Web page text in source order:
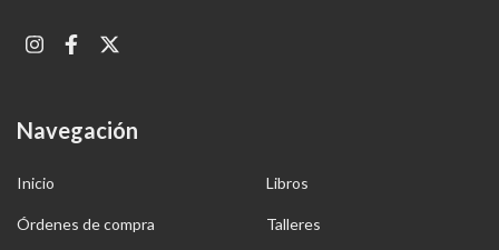
Navegación
Inicio Libros
Órdenes de compra Talleres